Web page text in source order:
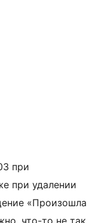
при
при удалении
«Произошла
что-то не так